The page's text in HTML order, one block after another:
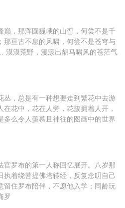
巅，那浑圆巍峨的山峦，何尝不是千
那亘古不息的风啸，何尝不是苍穹与
漠荒野，漫漾出胡马啸风的苍茫气
丛，总是有一种想要走到繁花中去游
在花中，花在人旁，花簇拥着人开，
多么令人羡慕且神往的图画中的世界
官罗布的第一人称回忆展开。八岁那
执着绕菩提佛塔转经，反复念叨自己
留住罗布陪伴，不愿他入学；同龄玩
罗